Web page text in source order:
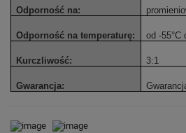
Odporność na:
Odporność na temperaturę: od -55°C
Kurczliwość: 3:1
Gwarancja: